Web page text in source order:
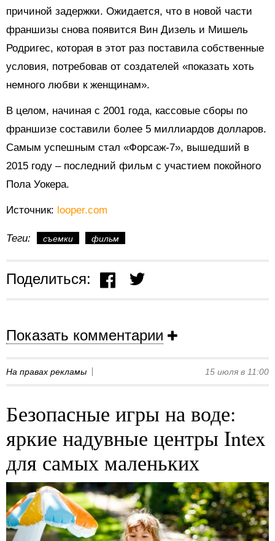
причиной задержки. Ожидается, что в новой части
франшизы снова появится Вин Дизель и Мишель
Родригес, которая в этот раз поставила собственные
условия, потребовав от создателей «показать хоть
немного любви к женщинам».
В целом, начиная с 2001 года, кассовые сборы по
франшизе составили более 5 миллиардов долларов.
Самым успешным стал «Форсаж-7», вышедший в
2015 году – последний фильм с участием покойного
Пола Уокера.
Источник: looper.com
Теги: съемки фильм
Поделиться:
Показать комментарии
На правах рекламы 15 июля в 11:00
Безопасные игры на воде:
яркие надувные центры Intex
для самых маленьких